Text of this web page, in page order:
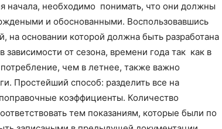
начала, необходимо понимать, что они должны
и обоснованными. Воспользовавшись
на основании которой должна быть разработана
от сезона, времени года так как в
чем в летнее, также важно
Простейший способ: разделить все на
коэффициенты. Количество
тем показаниям, которые были по